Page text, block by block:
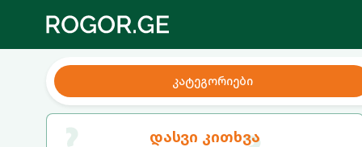
კატეგორიები
დასვი კითხვა